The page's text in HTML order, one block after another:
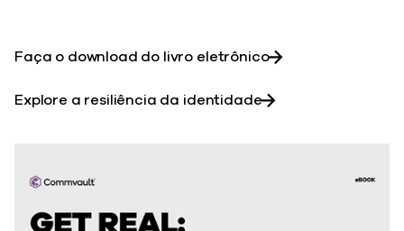
Faça o download do livro eletrônico
Explore a resiliência da identidade